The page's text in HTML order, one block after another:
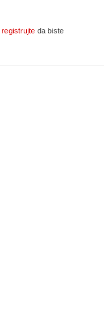
registrujte da biste